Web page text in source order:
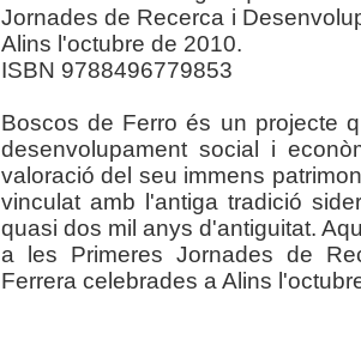
Jornades de Recerca i
Alins l'octubre de 2010.
ISBN 9788496779853
Boscos de Ferro és un projecte
desenvolupament social i
valoració del seu immens
vinculat amb l'antiga tradició
quasi dos mil anys d'antiguitat.
a les Primeres Jornades de
Ferrera celebrades a Alins